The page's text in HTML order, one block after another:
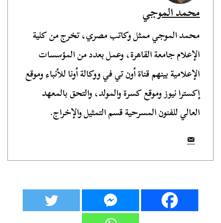
محمد الموجي
محمد الموجي ممثل وكاتب مصري، تخرج من كلية
الإعلام جامعة القاهرة، وعمل بعدد من المؤسسات
الإعلامية بينهم قناة أون تي في ووكالة أونا للأنباء وموقع
إكسترا نيوز وموقع كسرة والمولد، والتحق بالمعهد
العالي للفنون المسرحية قسم التمثيل والإخراج.